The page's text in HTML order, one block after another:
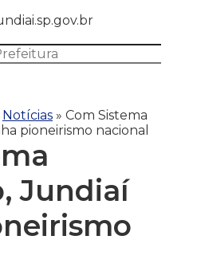
Notícias » Com Sistema
pioneirismo nacional
Jundiaí